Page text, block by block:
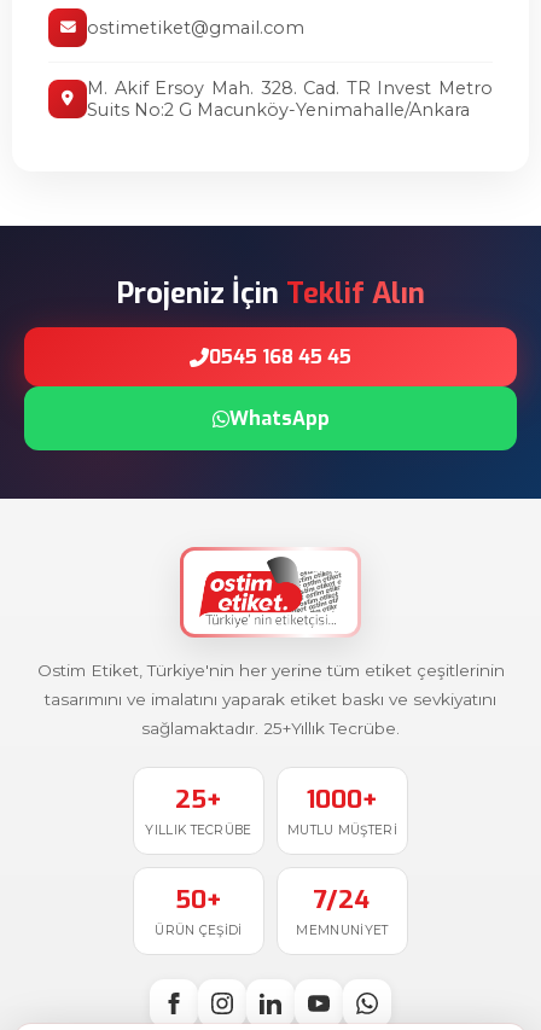
ostimetiket@gmail.com
M. Akif Ersoy Mah. 328. Cad. TR Invest Metro
Suits No:2 G Macunköy-Yenimahalle/Ankara
Projeniz İçin Teklif Alın
0545 168 45 45
WhatsApp
Ostim Etiket, Türkiye'nin her yerine tüm etiket çeşitlerinin
tasarımını ve imalatını yaparak etiket baskı ve sevkiyatını
sağlamaktadır. 25+Yıllık Tecrübe.
25+
YILLIK TECRÜBE
1000+
MUTLU MÜŞTERI
50+
ÜRÜN ÇEŞIDI
7/24
MEMNUNIYET